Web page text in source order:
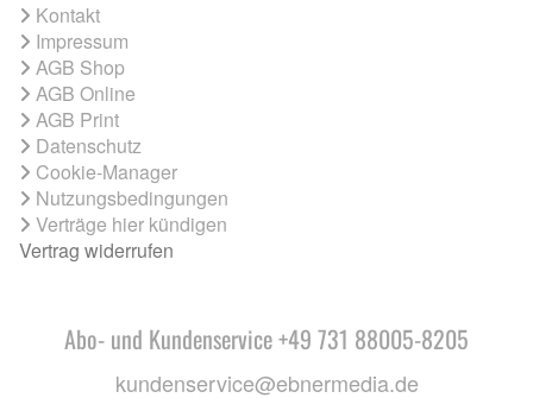
Kontakt
Impressum
AGB Shop
AGB Online
AGB Print
Datenschutz
Cookie-Manager
Nutzungsbedingungen
Verträge hier kündigen
Vertrag widerrufen
Abo- und Kundenservice +49 731 88005-8205
kundenservice@ebnermedia.de